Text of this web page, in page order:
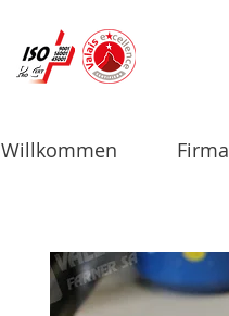
Willkommen Firma